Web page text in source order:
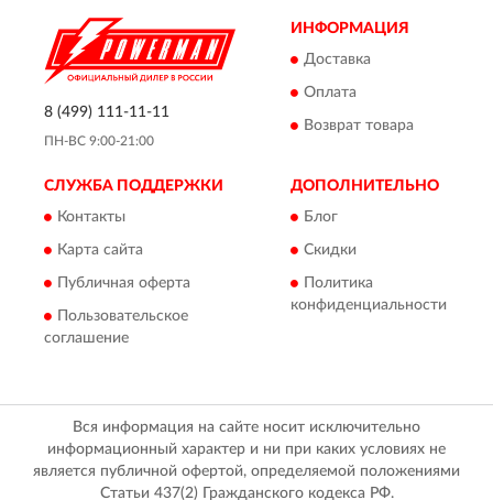
8 (499) 111-11-11
ПН-ВС 9:00-21:00
ИНФОРМАЦИЯ
Доставка
Оплата
Возврат товара
СЛУЖБА ПОДДЕРЖКИ
Контакты
Карта сайта
Публичная оферта
Пользовательское
соглашение
ДОПОЛНИТЕЛЬНО
Блог
Скидки
Политика
конфиденциальности
Вся информация на сайте носит исключительно
информационный характер и ни при каких условиях не
является публичной офертой, определяемой положениями
Статьи 437(2) Гражданского кодекса РФ.